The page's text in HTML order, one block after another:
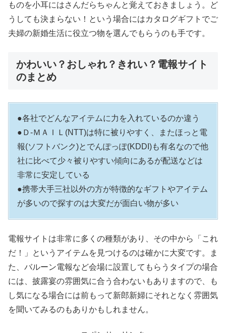
ものを小耳にはさんだらちゃんと覚えておきましょう。ど
うしても決まらない！という場合にはカタログギフトでご
夫婦の新婚生活に役立つ物を選んでもらうのも手です。
かわいい？おしゃれ？きれい？電報サイト
のまとめ
●各社でどんなアイテムに力を入れているのか違う
●Ｄ-ＭＡＩＬ(NTT)は特に被りやすく、またほっと電
報(ソフトバンク)とでんぽっぽ(KDDI)も有名なので他
社に比べて少々被りやすい傾向にあるが配送などは
非常に安定している
●携帯大手三社以外の方が特徴的なギフトやアイテム
が多いので探すのは大変だが面白い物が多い
電報サイトは非常に多くの種類があり、その中から「これ
だ！」というアイテムを見つけるのは確かに大変です。ま
た、バルーン電報など会場に設置してもらうタイプの場合
には、披露宴の雰囲気に合う合わないもありますので、も
し気になる場合には前もって新郎新婦にそれとなく雰囲気
を聞いてみるのもありかもしれません。